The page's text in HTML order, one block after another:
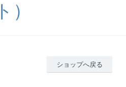
ト）
ショップへ戻る